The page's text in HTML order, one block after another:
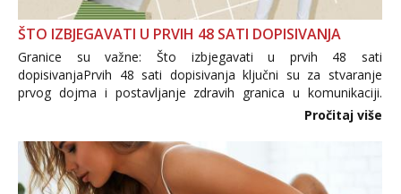
ŠTO IZBJEGAVATI U PRVIH 48 SATI DOPISIVANJA
Granice su važne: Što izbjegavati u prvih 48 sati
dopisivanjaPrvih 48 sati dopisivanja ključni su za stvaranje
prvog dojma i postavljanje zdravih granica u komunikaciji.
Važno je izbjeći prebrzo otkrivanje osobnih ili intimnih
informacija, jer nepoznata osoba još nije zaslužila to
povjerenje. Takođe...
Pročitaj više